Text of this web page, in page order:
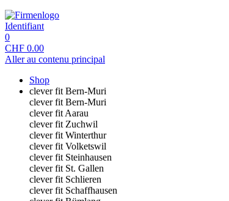
Identifiant
0
CHF 0.00
Aller au contenu principal
Shop
clever fit Bern-Muri
clever fit Bern-Muri
clever fit Aarau
clever fit Zuchwil
clever fit Winterthur
clever fit Volketswil
clever fit Steinhausen
clever fit St. Gallen
clever fit Schlieren
clever fit Schaffhausen